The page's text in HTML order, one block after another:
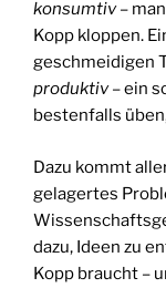
konsumtiv–
Kopp kloppen.
geschmeidigen
produktiv– ein
bestenfalls
Dazu kommt
gelagertes
dazu, Ideen zu
Kopp braucht –